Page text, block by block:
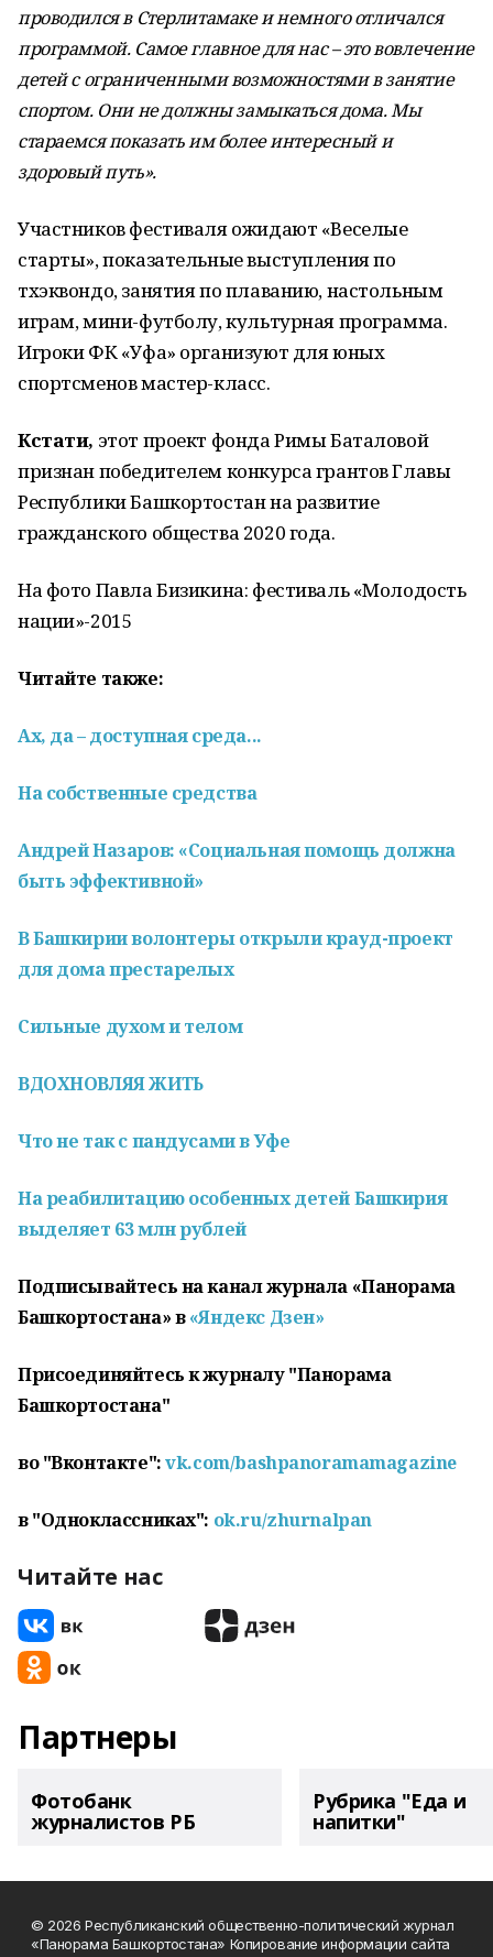
проводился в Стерлитамаке и немного отличался
программой. Самое главное для нас – это вовлечение
детей с ограниченными возможностями в занятие
спортом. Они не должны замыкаться дома. Мы
стараемся показать им более интересный и
здоровый путь».
Участников фестиваля ожидают «Веселые
старты», показательные выступления по
тхэквондо, занятия по плаванию, настольным
играм, мини-футболу, культурная программа.
Игроки ФК «Уфа» организуют для юных
спортсменов мастер-класс.
Кстати, этот проект фонда Римы Баталовой
признан победителем конкурса грантов Главы
Республики Башкортостан на развитие
гражданского общества 2020 года.
На фото Павла Бизикина: фестиваль «Молодость
нации»-2015
Читайте также:
Ах, да – доступная среда...
На собственные средства
Андрей Назаров: «Социальная помощь должна
быть эффективной»
В Башкирии волонтеры открыли крауд-проект
для дома престарелых
Сильные духом и телом
ВДОХНОВЛЯЯ ЖИТЬ
Что не так с пандусами в Уфе
На реабилитацию особенных детей Башкирия
выделяет 63 млн рублей
Подписывайтесь на канал журнала «Панорама
Башкортостана» в«Яндекс Дзен»
Присоединяйтесь к журналу "Панорама
Башкортостана"
во "Вконтакте":vk.com/bashpanoramamagazine
в "Одноклассниках": ok.ru/zhurnalpan
Читайте нас
Партнеры
Фотобанк
журналистов РБ
Рубрика "Еда и
напитки"
© 2026 Республиканский общественно-политический журнал
«Панорама Башкортостана» Копирование информации сайта